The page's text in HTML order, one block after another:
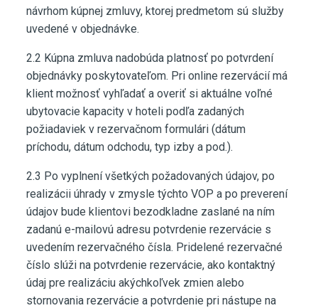
návrhom kúpnej zmluvy, ktorej predmetom sú služby
uvedené v objednávke.
2.2 Kúpna zmluva nadobúda platnosť po potvrdení
objednávky poskytovateľom. Pri online rezervácií má
klient možnosť vyhľadať a overiť si aktuálne voľné
ubytovacie kapacity v hoteli podľa zadaných
požiadaviek v rezervačnom formulári (dátum
príchodu, dátum odchodu, typ izby a pod.).
2.3 Po vyplnení všetkých požadovaných údajov, po
realizácii úhrady v zmysle týchto VOP a po preverení
údajov bude klientovi bezodkladne zaslané na ním
zadanú e-mailovú adresu potvrdenie rezervácie s
uvedením rezervačného čísla. Pridelené rezervačné
číslo slúži na potvrdenie rezervácie, ako kontaktný
údaj pre realizáciu akýchkoľvek zmien alebo
stornovania rezervácie a potvrdenie pri nástupe na